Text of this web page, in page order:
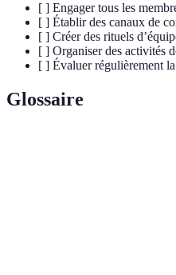
[ ] Engager tous les
[ ] Établir des canaux de
[ ] Créer des rituels
[ ] Organiser des activités
[ ] Évaluer régulièrement
Glossaire